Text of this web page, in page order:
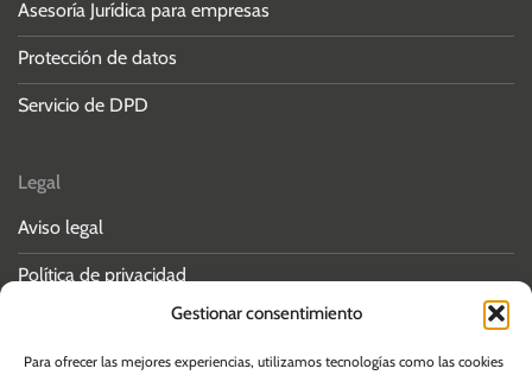
Gestionar consentimiento
Para ofrecer las mejores experiencias, utilizamos tecnologías como las cookies
Asesoría Jurídica para empresas
Protección de datos
Servicio de DPD
Legal
Aviso legal
Política de privacidad